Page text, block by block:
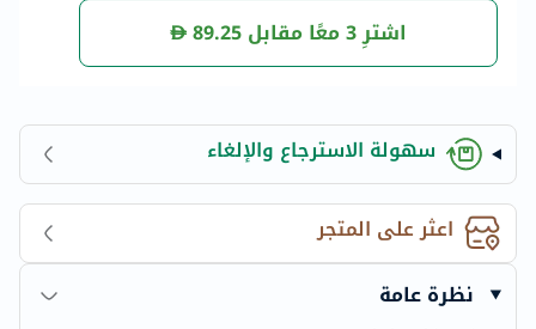
اشترِ 3 معًا مقابل 89.25
سهولة الاسترجاع والإلغاء
اعثر على المتجر
نظرة عامة